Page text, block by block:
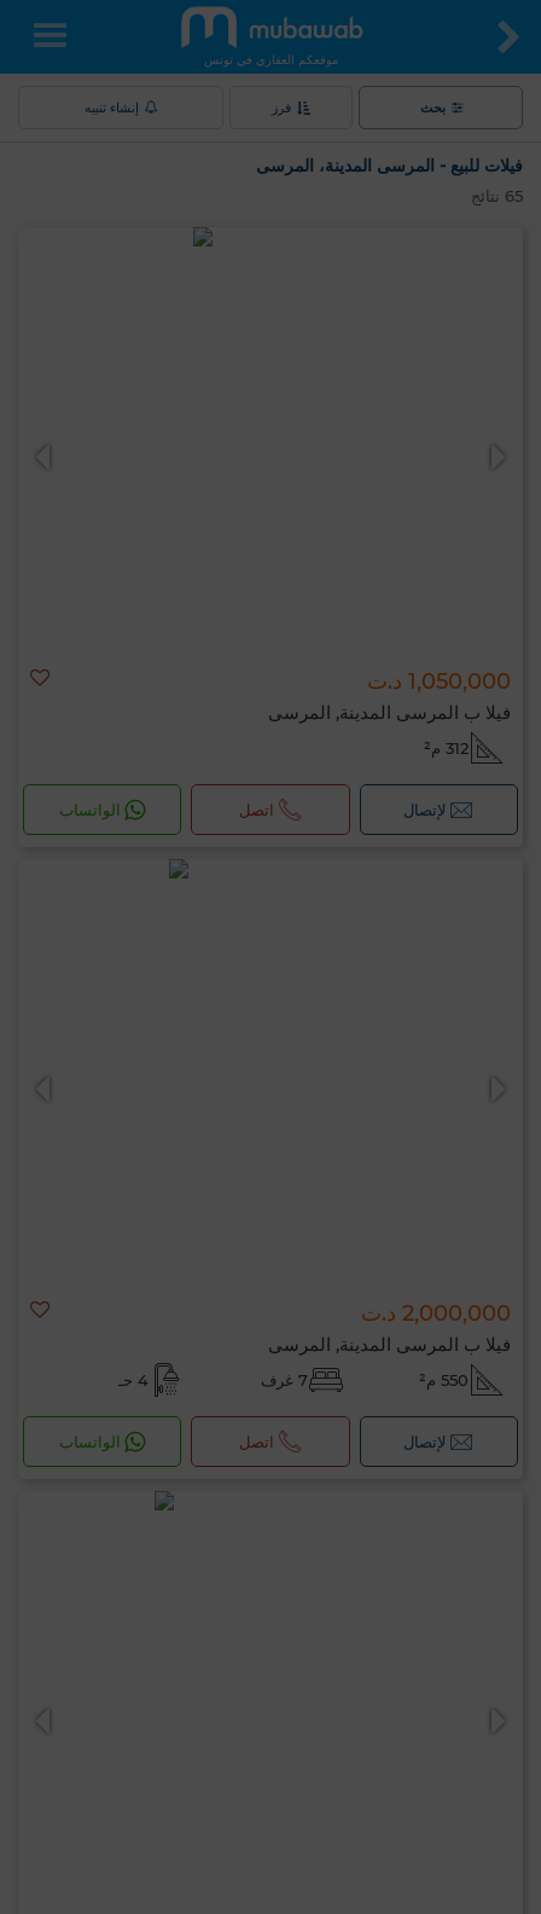
موقعكم العقاري في تونس
بحث فرز إنشاء تنبيه
فيلات للبيع - المرسى المدينة، المرسى
65 نتائج
1,050,000 د.ت
فيلا ب المرسى المدينة, المرسى
312 م²
لإتصال اتصل الواتساب
2,000,000 د.ت
فيلا ب المرسى المدينة, المرسى
550 م² 7 غرف 4 حـ
لإتصال اتصل الواتساب